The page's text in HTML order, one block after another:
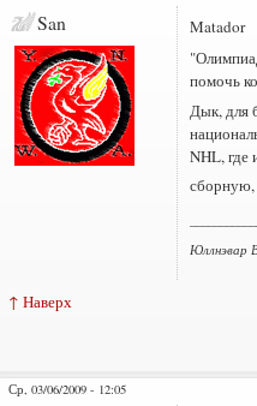
San
Matador
помочь
Дык, для
NHL, где
сборную,
Юллнэвар
↑ Наверх
Ср, 03/06/2009 - 12:05